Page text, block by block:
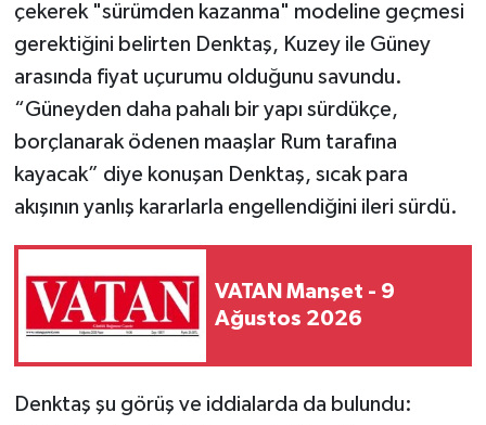
çekerek "sürümden kazanma" modeline geçmesi
gerektiğini belirten Denktaş, Kuzey ile Güney
arasında fiyat uçurumu olduğunu savundu.
“Güneyden daha pahalı bir yapı sürdükçe,
borçlanarak ödenen maaşlar Rum tarafına
kayacak” diye konuşan Denktaş, sıcak para
akışının yanlış kararlarla engellendiğini ileri sürdü.
VATAN Manşet - 9
Ağustos 2026
Denktaş şu görüş ve iddialarda da bulundu: